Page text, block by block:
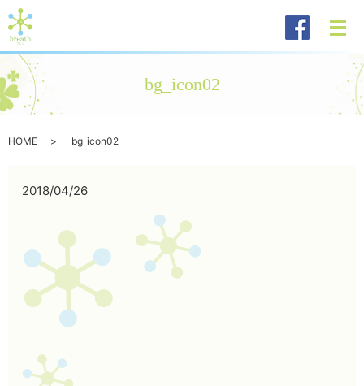
メ
bg_icon02
HOME bg_icon02
2018/04/26